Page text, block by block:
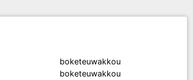
boketeuwakkou
boketeuwakkou